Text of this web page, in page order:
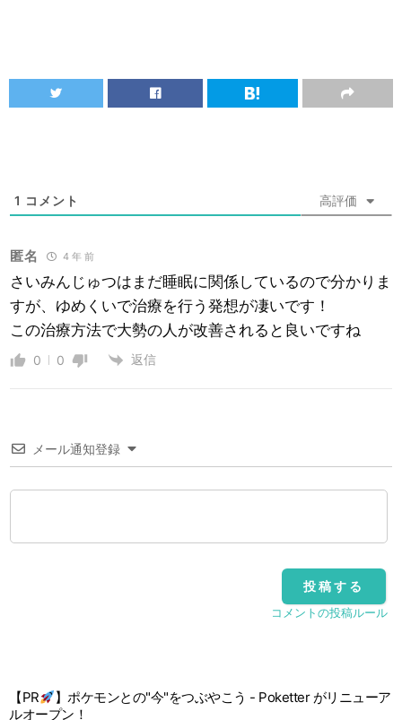
メール通知登録
コメントの投稿ルール
1 コメント 高評価
匿名 4 年 前
さいみんじゅつはまだ睡眠に関係しているので分かりま
すが、ゆめくいで治療を行う発想が凄いです！
この治療方法で大勢の人が改善されると良いですね
0 0 返信
【PR
】ポケモンとの"今"をつぶやこう - Poketter がリニューア
ルオープン！